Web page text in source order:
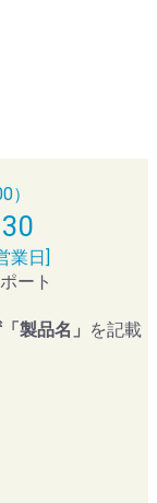
）
業日]
ート
製品名」 を記載